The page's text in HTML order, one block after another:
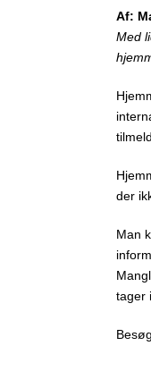
Af:
Med
der
Man
tager
Besøg